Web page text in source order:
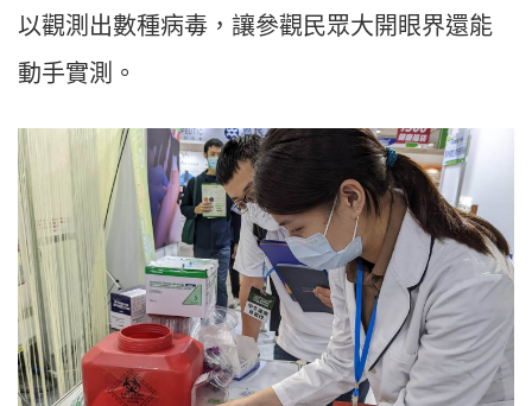
以觀測出數種病毒，讓參觀民眾大開眼界還能
動手實測。